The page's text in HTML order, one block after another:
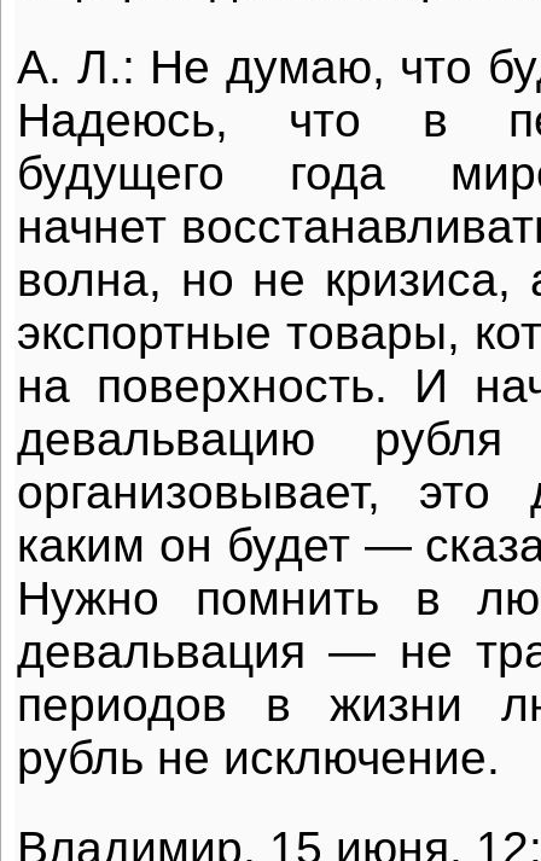
А. Л.: Не думаю, что
Надеюсь, что в
будущего года
начнет
волна, но не
экспортные товары,
на поверхность. И
девальвацию
организовывает,
каким он будет —
Нужно помнить в
девальвация — не
периодов в жизни
рубль не исключение.
Владимир, 15 июня,